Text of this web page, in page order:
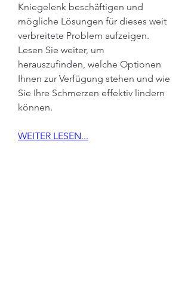
Kniegelenk beschäftigen und
mögliche Lösungen für dieses weit
verbreitete Problem aufzeigen.
Lesen Sie weiter, um
herauszufinden, welche Optionen
Ihnen zur Verfügung stehen und wie
Sie Ihre Schmerzen effektiv lindern
können.
WEITER LESEN...